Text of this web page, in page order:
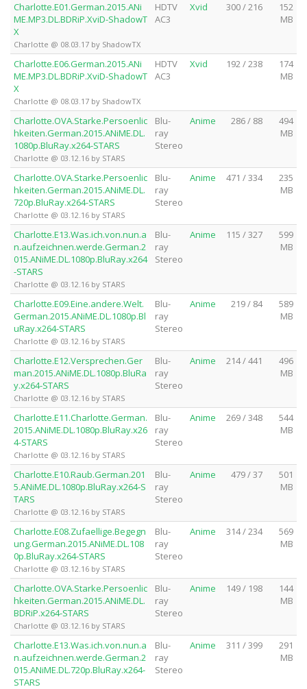
Charlotte.E01.German.2015.ANi
ME.MP3.DL.BDRiP.XviD-ShadowT
X
Charlotte @ 08.03.17 by ShadowTX
HDTV
AC3
Xvid 300 / 216
152
MB
Charlotte.E06.German.2015.ANi
ME.MP3.DL.BDRiP.XviD-ShadowT
X
Charlotte @ 08.03.17 by ShadowTX
HDTV
AC3
Xvid 192 / 238
174
MB
Charlotte.OVA.Starke.Persoenlic
hkeiten.German.2015.ANiME.DL.
1080p.BluRay.x264-STARS
Charlotte @ 03.12.16 by STARS
Blu-
ray
Stereo
Anime 286 / 88
494
MB
Charlotte.OVA.Starke.Persoenlic
hkeiten.German.2015.ANiME.DL.
720p.BluRay.x264-STARS
Charlotte @ 03.12.16 by STARS
Blu-
ray
Stereo
Anime 471 / 334
235
MB
Charlotte.E13.Was.ich.von.nun.a
n.aufzeichnen.werde.German.2
015.ANiME.DL.1080p.BluRay.x264
-STARS
Charlotte @ 03.12.16 by STARS
Blu-
ray
Stereo
Anime 115 / 327
599
MB
Charlotte.E09.Eine.andere.Welt.
German.2015.ANiME.DL.1080p.Bl
uRay.x264-STARS
Charlotte @ 03.12.16 by STARS
Blu-
ray
Stereo
Anime 219 / 84
589
MB
Charlotte.E12.Versprechen.Ger
man.2015.ANiME.DL.1080p.BluRa
y.x264-STARS
Charlotte @ 03.12.16 by STARS
Blu-
ray
Stereo
Anime 214 / 441
496
MB
Charlotte.E11.Charlotte.German.
2015.ANiME.DL.1080p.BluRay.x26
4-STARS
Charlotte @ 03.12.16 by STARS
Blu-
ray
Stereo
Anime 269 / 348
544
MB
Charlotte.E10.Raub.German.201
5.ANiME.DL.1080p.BluRay.x264-S
TARS
Charlotte @ 03.12.16 by STARS
Blu-
ray
Stereo
Anime 479 / 37
501
MB
Charlotte.E08.Zufaellige.Begegn
ung.German.2015.ANiME.DL.108
0p.BluRay.x264-STARS
Charlotte @ 03.12.16 by STARS
Blu-
ray
Stereo
Anime 314 / 234
569
MB
Charlotte.OVA.Starke.Persoenlic
hkeiten.German.2015.ANiME.DL.
BDRiP.x264-STARS
Charlotte @ 03.12.16 by STARS
Blu-
ray
Stereo
Anime 149 / 198
144
MB
Charlotte.E13.Was.ich.von.nun.a
n.aufzeichnen.werde.German.2
015.ANiME.DL.720p.BluRay.x264-
STARS
Blu-
ray
Stereo
Anime 311 / 399
291
MB